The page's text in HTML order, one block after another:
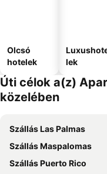
Olcsó
hotelek
lek
Úti célok a(z)
közelében
Szállás Las Palmas
Szállás Maspalomas
Szállás Puerto Rico